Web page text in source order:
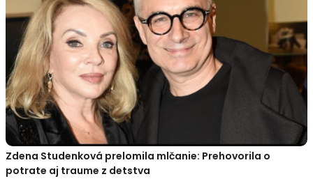
Zdena Studenková prelomila mlčanie: Prehovorila o
potrate aj traume z detstva